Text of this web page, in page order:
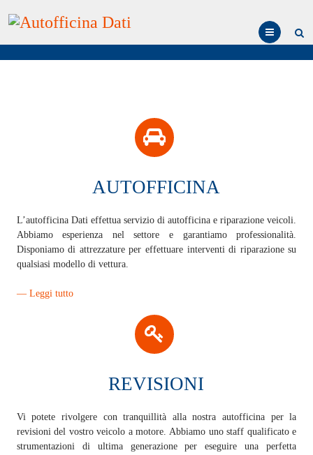
Menu
AUTOFFICINA
L’autofficina Dati effettua servizio di autofficina e riparazione veicoli.
Abbiamo esperienza nel settore e garantiamo professionalità.
Disponiamo di attrezzature per effettuare interventi di riparazione su
qualsiasi modello di vettura.
— Leggi tutto
REVISIONI
Vi potete rivolgere con tranquillità alla nostra autofficina per la
revisioni del vostro veicolo a motore. Abbiamo uno staff qualificato e
strumentazioni di ultima generazione per eseguire una perfetta